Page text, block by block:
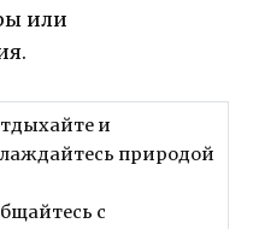
или
и
природой
с